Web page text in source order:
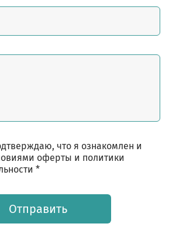
что я ознакомлен и
оферты и политики
*
Отправить